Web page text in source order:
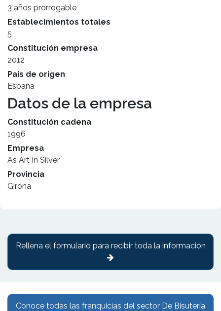
3 años prorrogable
Establecimientos totales
5
Constitución empresa
2012
País de origen
España
Datos de la empresa
Constitución cadena
1996
Empresa
As Art In Silver
Provincia
Girona
Conoce todas las franquicias del sector De Bisutería